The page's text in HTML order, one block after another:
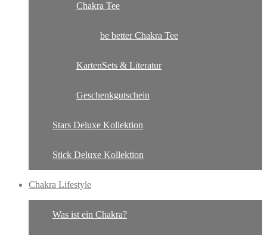
Chakra Tee
be better Chakra Tee
KartenSets & Literatur
Geschenkgutschein
Stars Deluxe Kollektion
Stick Deluxe Kollektion
Chakra Lifestyle
Was ist ein Chakra?